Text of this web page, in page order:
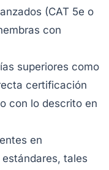
(CAT 5e o
con
superiores como
certificación
con lo descrito en
en
tales